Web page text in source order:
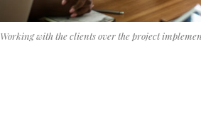
Working with the clients over the project